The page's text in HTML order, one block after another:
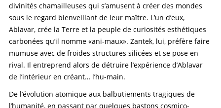
divinités chamailleuses qui s’amusent à créer des mondes
sous le regard bienveillant de leur maître. L’un d’eux,
Ablavar, crée la Terre et la peuple de curiosités esthétiques
carbonées qu’il nomme «ani-maux». Zantek, lui, préfère faire
mumuse avec de froides structures silicées et se pose en
rival. Il entreprend alors de détruire l’expérience d’Ablavar
de l’intérieur en créant… l’hu-main.
De l’évolution atomique aux balbutiements tragiques de
l’humanité, en passant par quelques bastons cosmico-